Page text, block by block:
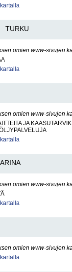
TURKU
omien www-sivujen
omien www-sivujen
JA
omien www-sivujen
omien www-sivujen